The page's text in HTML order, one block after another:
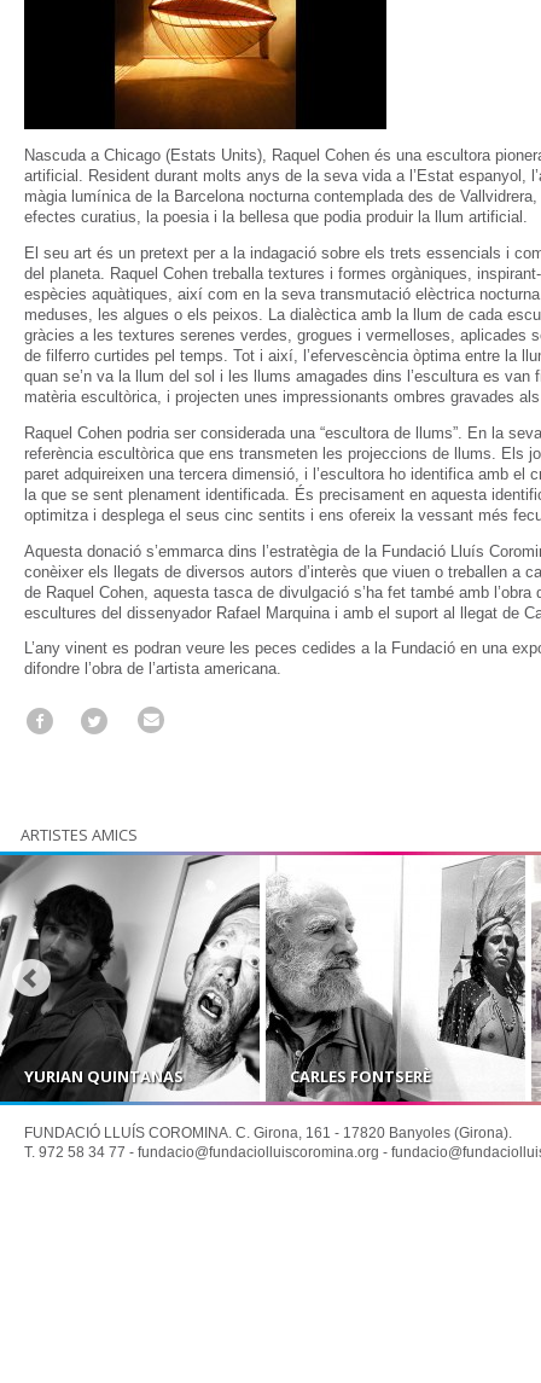
Nascuda a Chicago (Estats Units), Raquel Cohen és una escultora
artificial. Resident durant molts anys de la seva vida a l’Estat espanyol,
màgia lumínica de la Barcelona nocturna contemplada des de
efectes curatius, la poesia i la bellesa que podia produir la llum artificial.
El seu art és un pretext per a la indagació sobre els trets essencials i
del planeta. Raquel Cohen treballa textures i formes orgàniques,
espècies aquàtiques, així com en la seva transmutació elèctrica
meduses, les algues o els peixos. La dialèctica amb la llum de cada
gràcies a les textures serenes verdes, grogues i vermelloses, aplicades
de filferro curtides pel temps. Tot i així, l’efervescència òptima entre la
quan se’n va la llum del sol i les llums amagades dins l’escultura es
matèria escultòrica, i projecten unes impressionants ombres gravades
Raquel Cohen podria ser considerada una “escultora de llums”. En la
referència escultòrica que ens transmeten les projeccions de llums. Els
paret adquireixen una tercera dimensió, i l’escultora ho identifica amb el
la que se sent plenament identificada. És precisament en aquesta
optimitza i desplega el seus cinc sentits i ens ofereix la vessant més
Aquesta donació s’emmarca dins l’estratègia de la Fundació Lluís
conèixer els llegats de diversos autors d’interès que viuen o treballen a
de Raquel Cohen, aquesta tasca de divulgació s’ha fet també amb
escultures del dissenyador Rafael Marquina i amb el suport al llegat de
L’any vinent es podran veure les peces cedides a la Fundació en una
difondre l’obra de l’artista americana.
ARTISTES AMICS
YURIAN QUINTANAS CARLES FONTSERÈ
FUNDACIÓ LLUÍS COROMINA. C. Girona, 161 - 17820 Banyoles (Girona).
T. 972 58 34 77 - fundacio@fundaciolluiscoromina.org -